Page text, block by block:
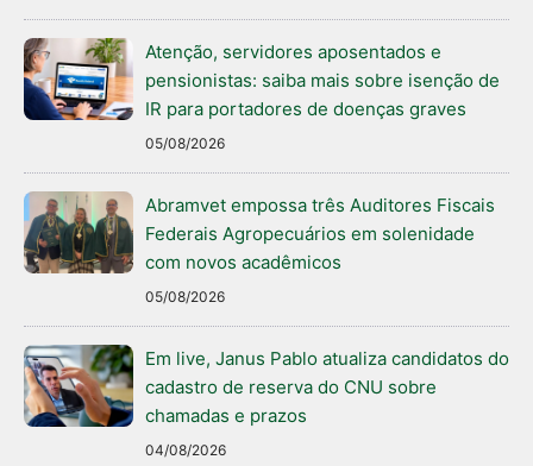
Atenção, servidores aposentados e
pensionistas: saiba mais sobre isenção de
IR para portadores de doenças graves
05/08/2026
Abramvet empossa três Auditores Fiscais
Federais Agropecuários em solenidade
com novos acadêmicos
05/08/2026
Em live, Janus Pablo atualiza candidatos do
cadastro de reserva do CNU sobre
chamadas e prazos
04/08/2026